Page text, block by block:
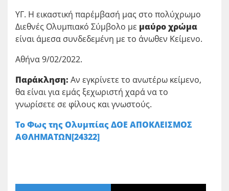
ΥΓ. Η εικαστική παρέμβασή μας στο πολύχρωμο
Διεθνές Ολυμπιακό Σύμβολο με μαύρο χρώμα
είναι άμεσα συνδεδεμένη με το άνωθεν Κείμενο.
Αθήνα 9/02/2022.
Παράκληση: Αν εγκρίνετε το ανωτέρω κείμενο,
θα είναι για εμάς ξεχωριστή χαρά να το
γνωρίσετε σε φίλους και γνωστούς.
Το Φως της Ολυμπίας ΔΟΕ ΑΠΟΚΛΕΙΣΜΟΣ
ΑΘΛΗΜΑΤΩΝ[24322]